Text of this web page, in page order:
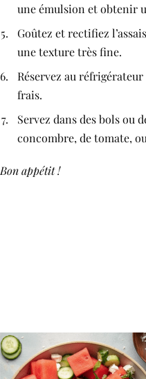
une émulsion et obtenir
Goûtez et rectifiez
une texture très fine.
Réservez au réfrigérateur
frais.
Servez dans des bols ou
concombre, de tomate,
Bon appétit !